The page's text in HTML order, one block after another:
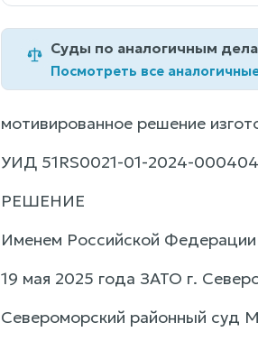
Суды по аналогичным
Посмотреть все
мотивированное решение
УИД 51RS0021-01-2024-
РЕШЕНИЕ
Именем Российской Федерации
19 мая 2025 года ЗАТО г.
Североморский районный суд